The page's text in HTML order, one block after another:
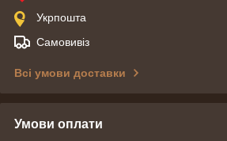
Укрпошта
Самовивіз
Всі умови доставки
Умови оплати